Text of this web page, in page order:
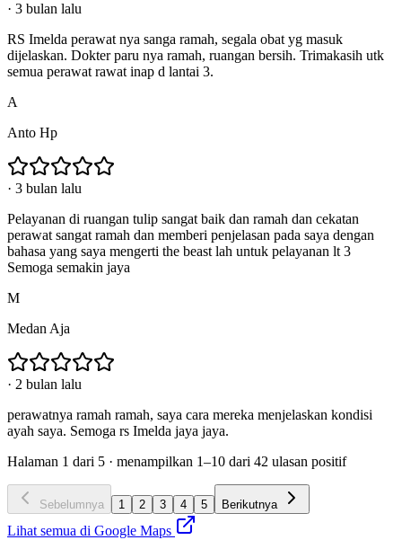
· 3 bulan lalu
RS Imelda perawat nya sanga ramah, segala obat yg masuk
dijelaskan. Dokter paru nya ramah, ruangan bersih. Trimakasih utk
semua perawat rawat inap d lantai 3.
A
Anto Hp
· 3 bulan lalu
Pelayanan di ruangan tulip sangat baik dan ramah dan cekatan
perawat sangat ramah dan memberi penjelasan pada saya dengan
bahasa yang saya mengerti the beast lah untuk pelayanan lt 3
Semoga semakin jaya
M
Medan Aja
· 2 bulan lalu
perawatnya ramah ramah, saya cara mereka menjelaskan kondisi
ayah saya. Semoga rs Imelda jaya jaya.
Halaman 1 dari 5 · menampilkan 1–10 dari 42 ulasan positif
Sebelumnya 1 2 3 4 5 Berikutnya
Lihat semua di Google Maps